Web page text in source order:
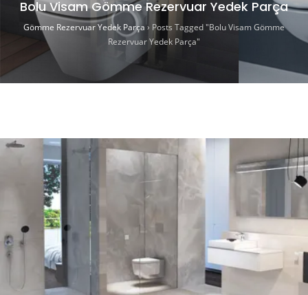
Bolu Visam Gömme Rezervuar Yedek Parça
Gömme Rezervuar Yedek Parça› Posts Tagged "Bolu Visam Gömme
Rezervuar Yedek Parça"